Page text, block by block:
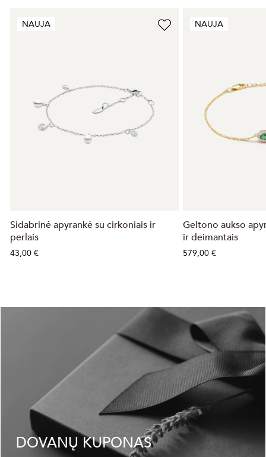
NAUJA
Sidabrinė apyrankė su cirkoniais ir
perlais
43,00 €
NAUJA
Geltono aukso
ir deimantais
579,00 €
DOVANŲ KUPONAS